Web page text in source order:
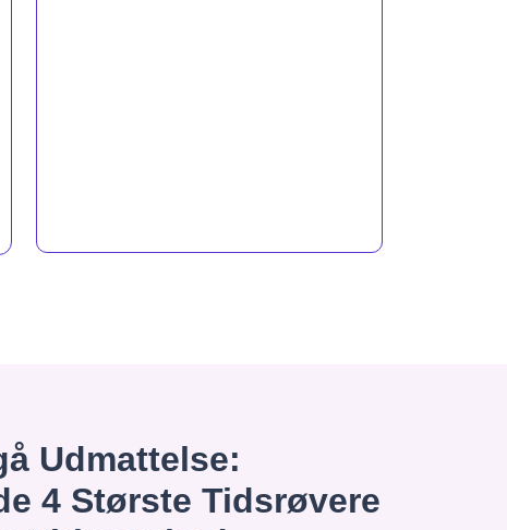
Udmattelse:
4 Største Tidsrøvere